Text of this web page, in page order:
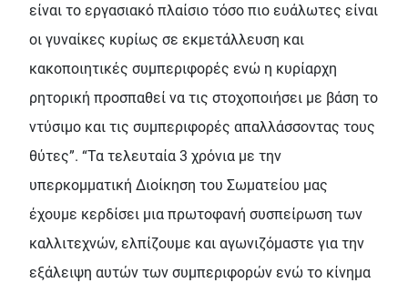
είναι το εργασιακό πλαίσιο τόσο πιο ευάλωτες είναι
οι γυναίκες κυρίως σε εκμετάλλευση και
κακοποιητικές συμπεριφορές ενώ η κυρίαρχη
ρητορική προσπαθεί να τις στοχοποιήσει με βάση το
ντύσιμο και τις συμπεριφορές απαλλάσσοντας τους
θύτες”. “Τα τελευταία 3 χρόνια με την
υπερκομματική Διοίκηση του Σωματείου μας
έχουμε κερδίσει μια πρωτοφανή συσπείρωση των
καλλιτεχνών, ελπίζουμε και αγωνιζόμαστε για την
εξάλειψη αυτών των συμπεριφορών ενώ το κίνημα